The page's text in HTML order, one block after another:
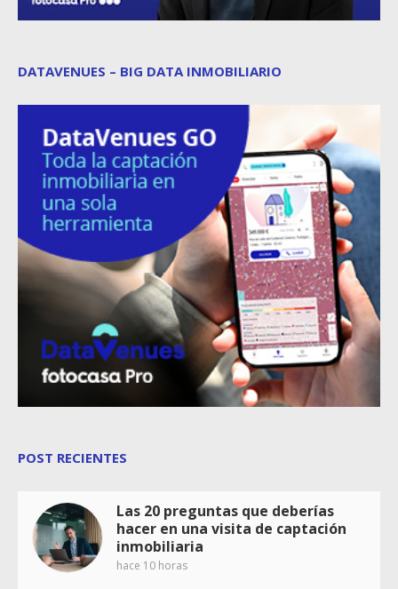
DATAVENUES – BIG DATA INMOBILIARIO
POST RECIENTES
Las 20 preguntas que deberías
hacer en una visita de captación
inmobiliaria
hace 10 horas